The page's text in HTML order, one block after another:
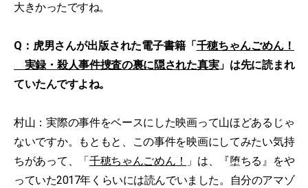
大きかったですね。
Q：虎男さんが出版された電子書籍「千穂ちゃんごめん！
実録・殺人事件捜査の裏に隠された真実」は先に読まれ
ていたんですよね。
村山：実際の事件をベースにした映画って山ほどあるじゃ
ないですか。もともと、この事件を映画にしてみたい気持
ちがあって、「千穂ちゃんごめん！ 」は、『堕ちる』をや
っていた2017年くらいには読んでいました。自分のアマゾ